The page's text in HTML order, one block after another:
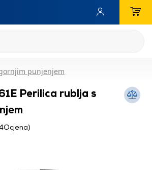
punjenjem
Perilica rublja s